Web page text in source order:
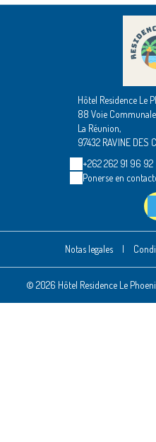
Hôtel Residence Le
88 Voie
La Réunion,
97432 RAVINE DES
+262 262 91 96 92
Ponerse en
Notas legales |
© 2026 Hôtel Residence Le